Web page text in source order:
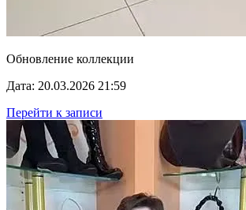
Обновление коллекции
Дата: 20.03.2026 21:59
Перейти к записи